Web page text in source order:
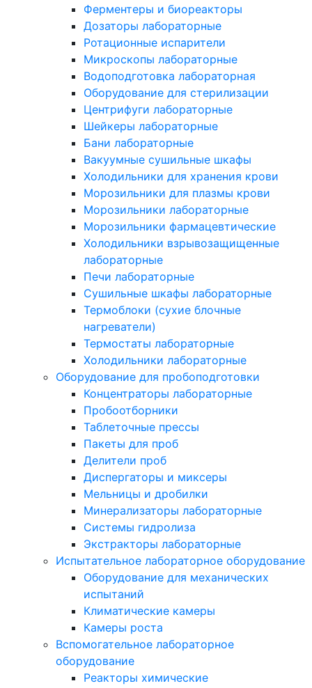
Ферментеры и биореакторы
Дозаторы лабораторные
Ротационные испарители
Микроскопы лабораторные
Водоподготовка лабораторная
Оборудование для стерилизации
Центрифуги лабораторные
Шейкеры лабораторные
Бани лабораторные
Вакуумные сушильные шкафы
Холодильники для хранения крови
Морозильники для плазмы крови
Морозильники лабораторные
Морозильники фармацевтические
Холодильники взрывозащищенные
лабораторные
Печи лабораторные
Сушильные шкафы лабораторные
Термоблоки (сухие блочные
нагреватели)
Термостаты лабораторные
Холодильники лабораторные
Оборудование для пробоподготовки
Концентраторы лабораторные
Пробоотборники
Таблеточные прессы
Пакеты для проб
Делители проб
Диспергаторы и миксеры
Мельницы и дробилки
Минерализаторы лабораторные
Системы гидролиза
Экстракторы лабораторные
Испытательное лабораторное оборудование
Оборудование для механических
испытаний
Климатические камеры
Камеры роста
Вспомогательное лабораторное
оборудование
Реакторы химические